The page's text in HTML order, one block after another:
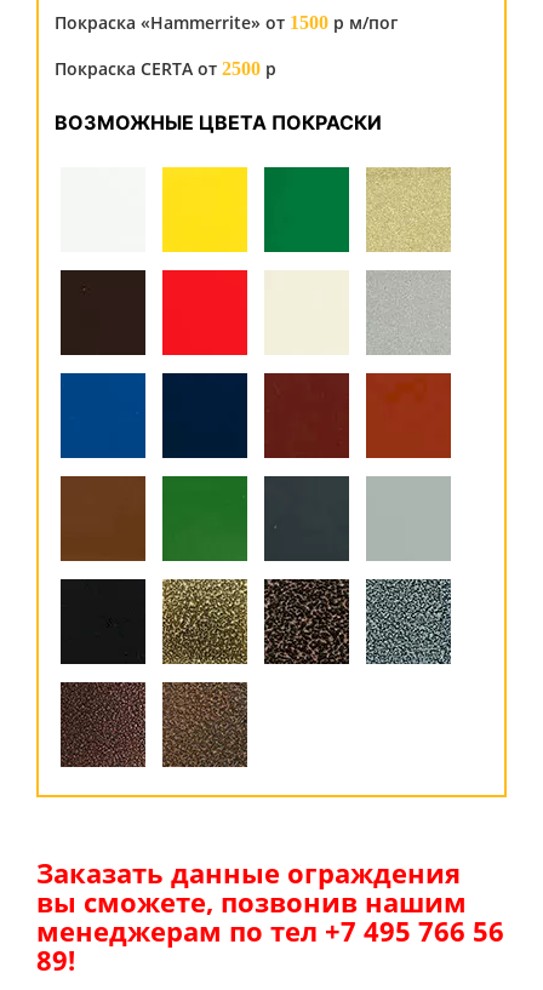
Покраска «Hammerrite» от 1500 р м/пог
Покраска CERTA от 2500 р
ВОЗМОЖНЫЕ ЦВЕТА ПОКРАСКИ
Заказать данные ограждения
вы сможете, позвонив нашим
менеджерам по тел +7 495 766 56
89!